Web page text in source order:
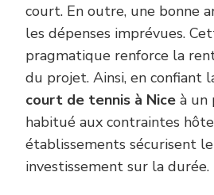
court. En outre, une bonne
les dépenses imprévues.
pragmatique renforce la
du projet. Ainsi, en confiant
court de tennis à Nice à un
habitué aux contraintes
établissements sécurisent
investissement sur la durée.